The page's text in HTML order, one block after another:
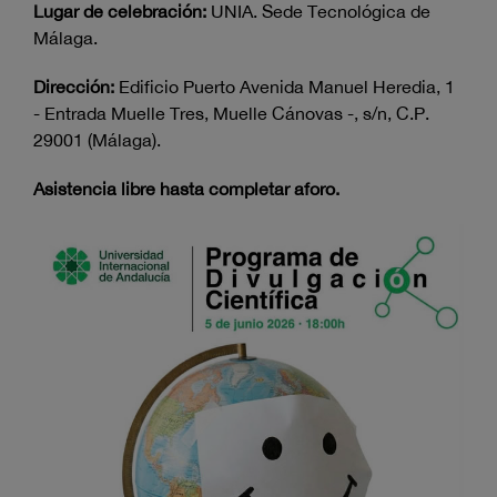
Lugar de celebración: UNIA. Sede Tecnológica de
Málaga.
Dirección: Edificio Puerto Avenida Manuel Heredia, 1
- Entrada Muelle Tres, Muelle Cánovas -, s/n, C.P.
29001 (Málaga).
Asistencia libre hasta completar aforo.